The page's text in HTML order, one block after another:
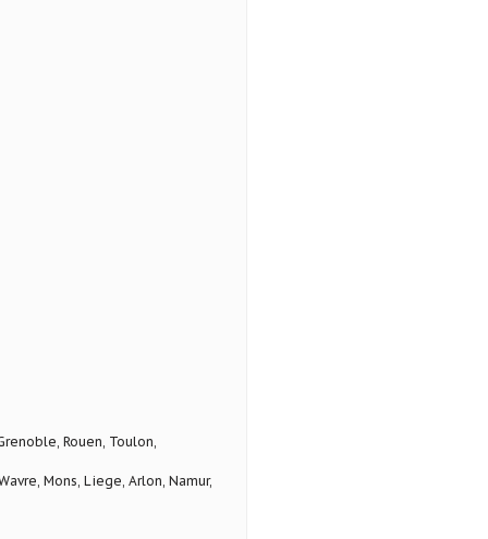
Rouen, Toulon,
Mons, Liege, Arlon, Namur,